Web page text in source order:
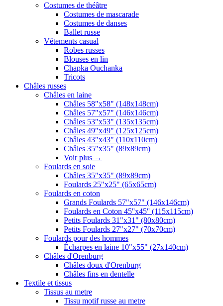
Costumes de théâtre
Costumes de mascarade
Costumes de danses
Ballet russe
Vêtements casual
Robes russes
Blouses en lin
Chapka Ouchanka
Tricots
Châles russes
Châles en laine
Châles 58"x58" (148x148cm)
Châles 57"x57" (146x146cm)
Châles 53"x53" (135x135cm)
Châles 49"x49" (125x125cm)
Châles 43"x43" (110x110cm)
Châles 35"x35" (89x89cm)
Voir plus →
Foulards en soie
Châles 35"x35" (89x89cm)
Foulards 25"x25" (65x65cm)
Foulards en coton
Grands Foulards 57"x57" (146x146cm)
Foulards en Coton 45''x45'' (115x115cm)
Petits Foulards 31"x31" (80x80cm)
Petits Foulards 27"x27" (70x70cm)
Foulards pour des hommes
Écharpes en laine 10"x55" (27x140cm)
Châles d'Orenburg
Châles doux d'Orenburg
Châles fins en dentelle
Textile et tissus
Tissus au metre
Tissu motif russe au metre